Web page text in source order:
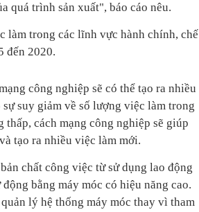
quá trình sản xuất", báo cáo nêu.
làm trong các lĩnh vực hành chính, chế
đến 2020.
công nghiệp sẽ có thể tạo ra nhiều
suy giảm về số lượng việc làm trong
cách mạng công nghiệp sẽ giúp
tạo ra nhiều việc làm mới.
chất công việc từ sử dụng lao động
bằng máy móc có hiệu năng cao.
lý hệ thống máy móc thay vì tham